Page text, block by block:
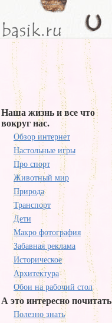
Наша жизнь и все что
вокруг нас.
Обзор интернет
Настольные игры
Про спорт
Животный мир
Природа
Транспорт
Дети
Макро фотография
Забавная реклама
Историческое
Архитектура
Обои на рабочий стол
А это интересно почитать
Полезно знать